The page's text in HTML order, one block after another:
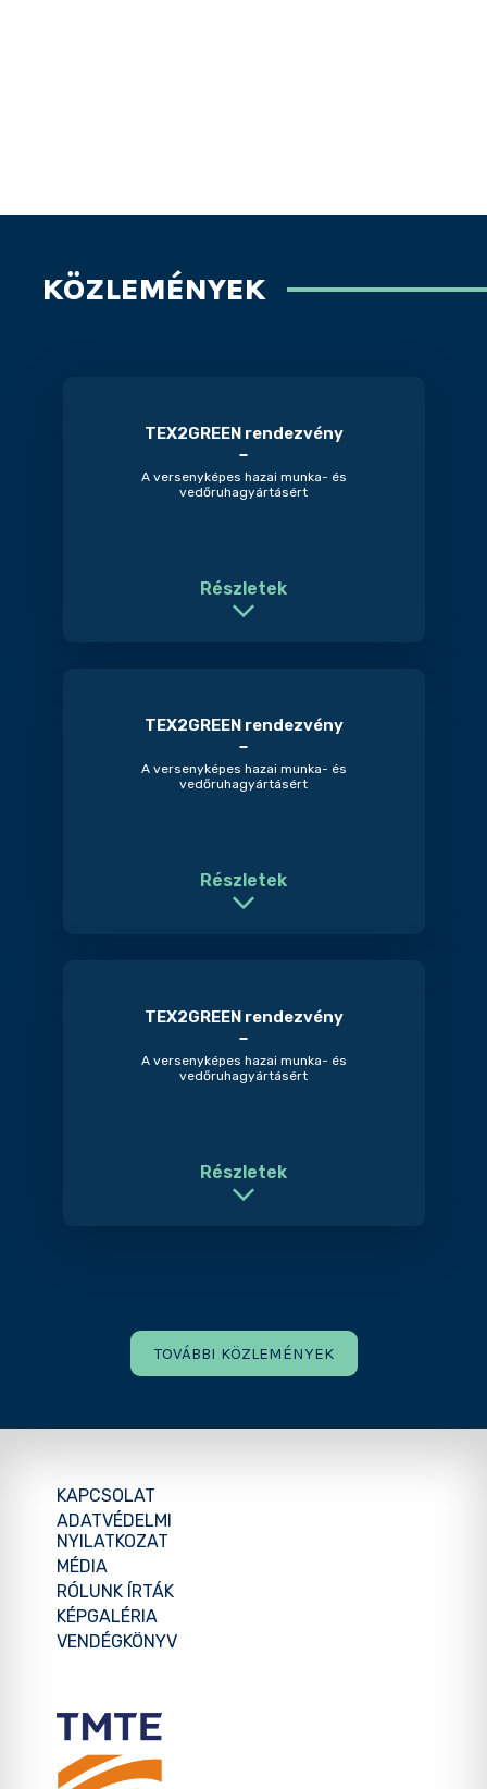
KÖZLEMÉNYEK
TEX2GREEN rendezvény
A versenyképes hazai munka- és
vedőruhagyártásért
Részletek
TEX2GREEN rendezvény
A versenyképes hazai munka- és
vedőruhagyártásért
Részletek
TEX2GREEN rendezvény
A versenyképes hazai munka- és
vedőruhagyártásért
Részletek
TOVÁBBI KÖZLEMÉNYEK
KAPCSOLAT
ADATVÉDELMI
NYILATKOZAT
MÉDIA
RÓLUNK ÍRTÁK
KÉPGALÉRIA
VENDÉGKÖNYV